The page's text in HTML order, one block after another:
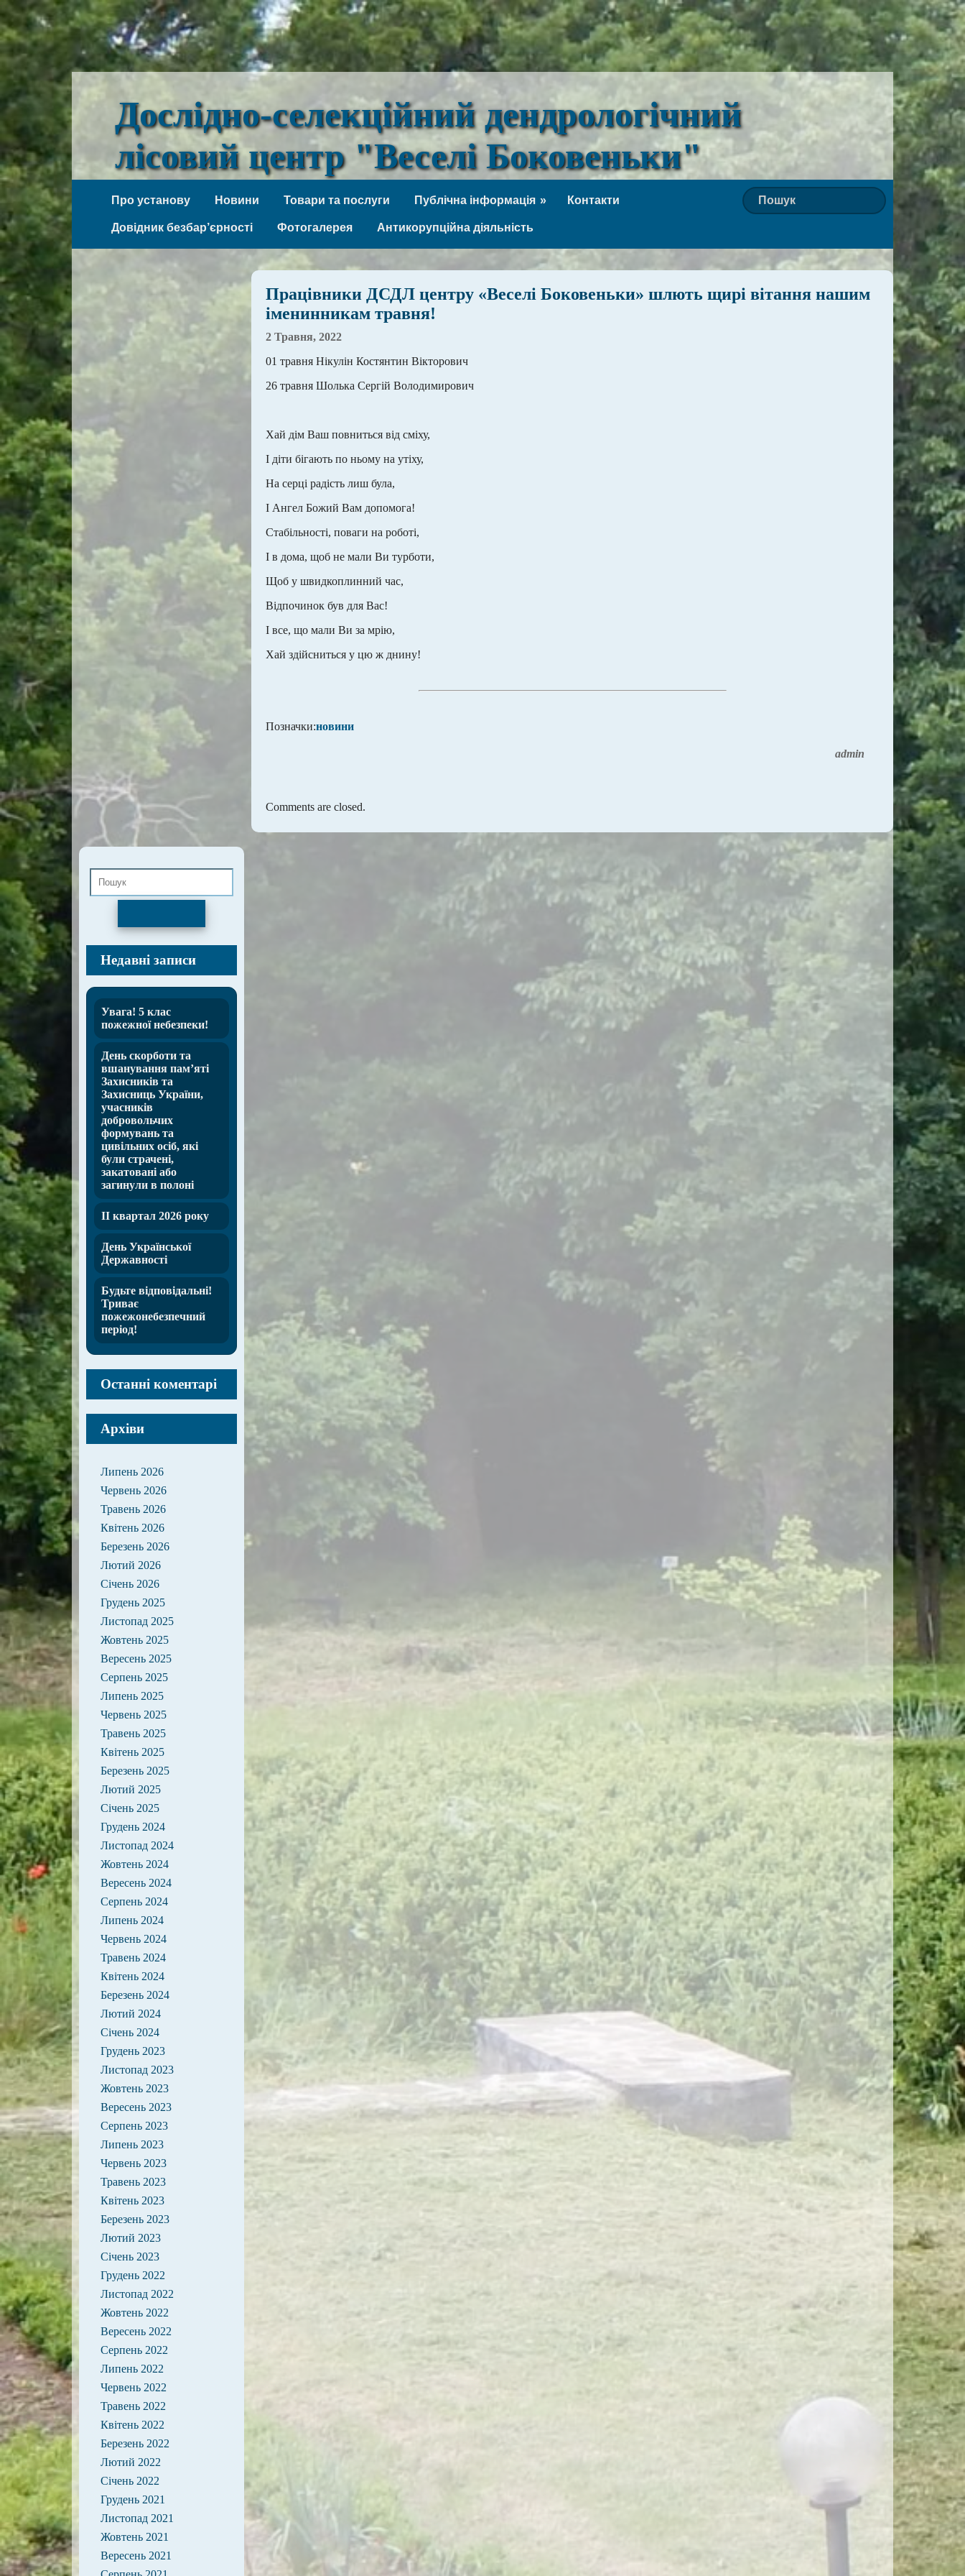
Дослідно-селекційний дендрологічний
лісовий центр "Веселі Боковеньки"
Про установу
Новини Товари та послуги Публічна інформація Контакти
Довідник безбар’єрності Фотогалерея Антикорупційна діяльність
Працівники ДСДЛ центру «Веселі Боковеньки» шлють щирі вітання нашим
іменинникам травня!
2 Травня, 2022
01 травня Нікулін Костянтин Вікторович
26 травня Шолька Сергій Володимирович
Хай дім Ваш повниться від сміху,
І діти бігають по ньому на утіху,
На серці радість лиш була,
І Ангел Божий Вам допомога!
Стабільності, поваги на роботі,
І в дома, щоб не мали Ви турботи,
Щоб у швидкоплинний час,
Відпочинок був для Вас!
І все, що мали Ви за мрію,
Хай здійсниться у цю ж днину!
Позначки:новини
admin
Comments are closed.
Недавні записи
Увага! 5 клас
пожежної небезпеки!
День скорботи та
вшанування пам’яті
Захисників та
Захисниць України,
учасників
добровольчих
формувань та
цивільних осіб, які
були страчені,
закатовані або
загинули в полоні
ІІ квартал 2026 року
День Української
Державності
Будьте відповідальні!
Триває
пожежонебезпечний
період!
Останні коментарі
Архіви
Липень 2026
Червень 2026
Травень 2026
Квітень 2026
Березень 2026
Лютий 2026
Січень 2026
Грудень 2025
Листопад 2025
Жовтень 2025
Вересень 2025
Серпень 2025
Липень 2025
Червень 2025
Травень 2025
Квітень 2025
Березень 2025
Лютий 2025
Січень 2025
Грудень 2024
Листопад 2024
Жовтень 2024
Вересень 2024
Серпень 2024
Липень 2024
Червень 2024
Травень 2024
Квітень 2024
Березень 2024
Лютий 2024
Січень 2024
Грудень 2023
Листопад 2023
Жовтень 2023
Вересень 2023
Серпень 2023
Липень 2023
Червень 2023
Травень 2023
Квітень 2023
Березень 2023
Лютий 2023
Січень 2023
Грудень 2022
Листопад 2022
Жовтень 2022
Вересень 2022
Серпень 2022
Липень 2022
Червень 2022
Травень 2022
Квітень 2022
Березень 2022
Лютий 2022
Січень 2022
Грудень 2021
Листопад 2021
Жовтень 2021
Вересень 2021